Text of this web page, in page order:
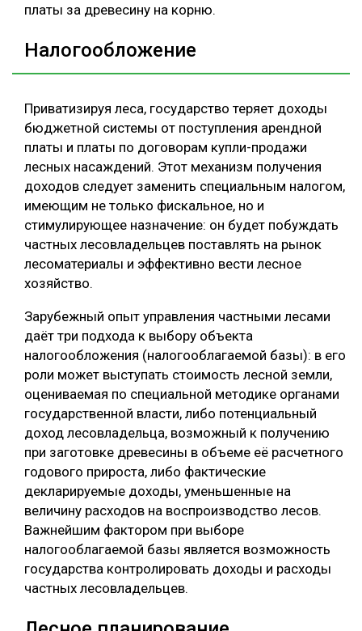
платы за древесину на корню.
Налогообложение
Приватизируя леса, государство теряет доходы
бюджетной системы от поступления арендной
платы и платы по договорам купли-продажи
лесных насаждений. Этот механизм получения
доходов следует заменить специальным налогом,
имеющим не только фискальное, но и
стимулирующее назначение: он будет побуждать
частных лесовладельцев поставлять на рынок
лесоматериалы и эффективно вести лесное
хозяйство.
Зарубежный опыт управления частными лесами
даёт три подхода к выбору объекта
налогообложения (налогооблагаемой базы): в его
роли может выступать стоимость лесной земли,
оцениваемая по специальной методике органами
государственной власти, либо потенциальный
доход лесовладельца, возможный к получению
при заготовке древесины в объеме её расчетного
годового прироста, либо фактические
декларируемые доходы, уменьшенные на
величину расходов на воспроизводство лесов.
Важнейшим фактором при выборе
налогооблагаемой базы является возможность
государства контролировать доходы и расходы
частных лесовладельцев.